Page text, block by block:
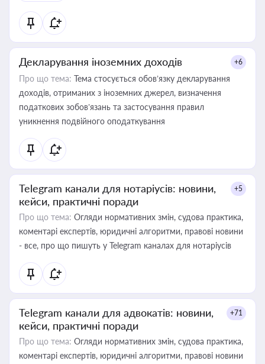
Декларування іноземних доходів +6
Про що тема: Тема стосується обов’язку декларування
доходів, отриманих з іноземних джерел, визначення
податкових зобов’язань та застосування правил
уникнення подвійного оподаткування
Telegram канали для нотаріусів: новини,
кейси, практичні поради
+5
Про що тема: Огляди нормативних змін, судова практика,
коментарі експертів, юридичні алгоритми, правові новини
- все, про що пишуть у Telegram каналах для нотаріусів
Telegram канали для адвокатів: новини,
кейси, практичні поради
+71
Про що тема: Огляди нормативних змін, судова практика,
коментарі експертів, юридичні алгоритми, правові новини